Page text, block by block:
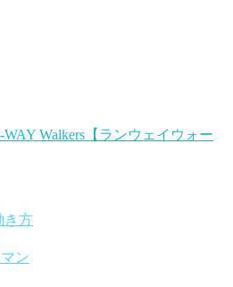
き方
ン